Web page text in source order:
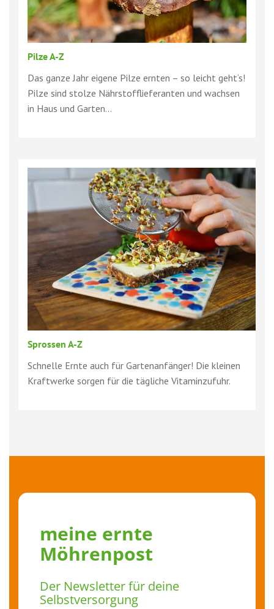
Pilze A-Z
Das ganze Jahr eigene Pilze ernten – so leicht geht‘s!
Pilze sind stolze Nährstofflieferanten und wachsen
in Haus und Garten...
Sprossen A-Z
Schnelle Ernte auch für Gartenanfänger! Die kleinen
Kraftwerke sorgen für die tägliche Vitaminzufuhr.
meine ernte
Möhrenpost
Der Newsletter für deine
Selbstversorgung